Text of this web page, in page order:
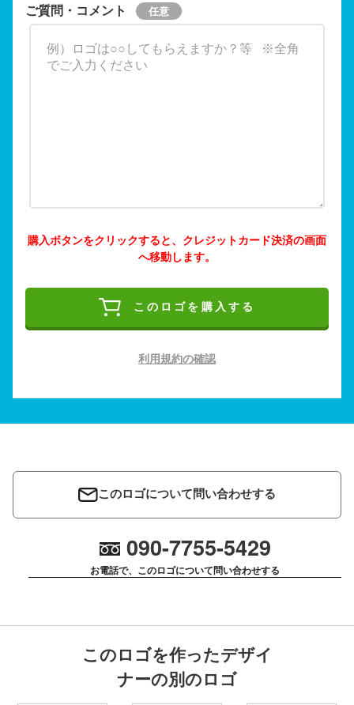
ご質問・コメント
購入ボタンをクリックすると、クレジットカード決済の画面
へ移動します。
このロゴを購入する
利用規約の確認
このロゴについて問い合わせする
090-7755-5429
お電話で、このロゴについて問い合わせする
このロゴを作ったデザイ
ナーの別のロゴ